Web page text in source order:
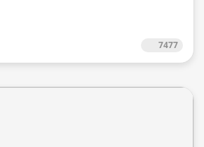
7477